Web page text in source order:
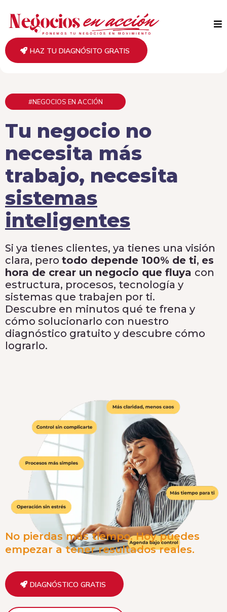
HAZ TU DIAGNÓSITO GRATIS
#NEGOCIOS EN ACCIÓN
Tu negocio no
necesita más
trabajo, necesita
sistemas
inteligentes
Si ya tienes clientes, ya tienes una visión
clara, pero todo depende 100% de ti, es
hora de crear un negocio que fluya con
estructura, procesos, tecnología y
sistemas que trabajen por ti.
Descubre en minutos qué te frena y
cómo solucionarlo con nuestro
diagnóstico gratuito y descubre cómo
lograrlo.
No pierdas más tiempo. Hoy puedes
empezar a tener resultados reales.
DIAGNÓSTICO GRATIS